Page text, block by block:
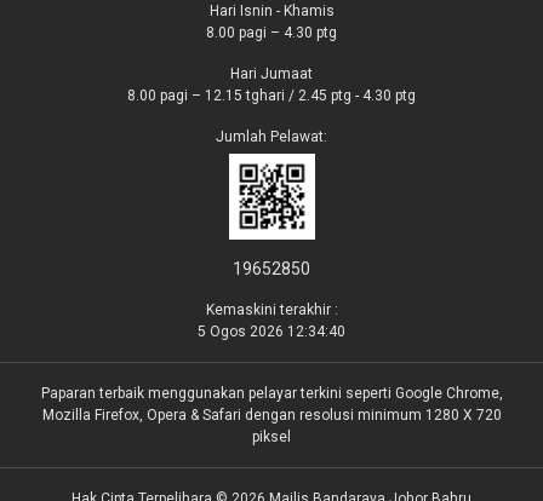
Hari Isnin - Khamis
8.00 pagi – 4.30 ptg
Hari Jumaat
8.00 pagi – 12.15 tghari / 2.45 ptg - 4.30 ptg
Jumlah Pelawat:
19652850
Kemaskini terakhir :
5 Ogos 2026 12:34:40
Paparan terbaik menggunakan pelayar terkini seperti Google Chrome,
Mozilla Firefox, Opera & Safari dengan resolusi minimum 1280 X 720
piksel